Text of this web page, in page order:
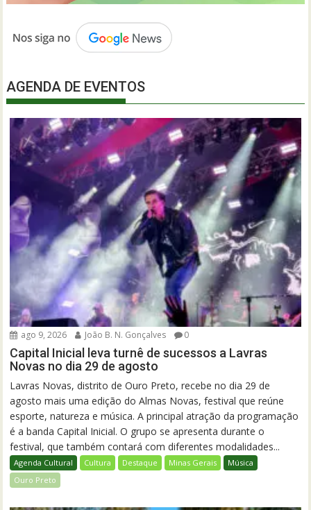
AGENDA DE EVENTOS
ago 9, 2026 João B. N. Gonçalves 0
Capital Inicial leva turnê de sucessos a Lavras
Novas no dia 29 de agosto
Lavras Novas, distrito de Ouro Preto, recebe no dia 29 de
agosto mais uma edição do Almas Novas, festival que reúne
esporte, natureza e música. A principal atração da programação
é a banda Capital Inicial. O grupo se apresenta durante o
festival, que também contará com diferentes modalidades...
Agenda Cultural Cultura Destaque Minas Gerais
Música
Ouro Preto